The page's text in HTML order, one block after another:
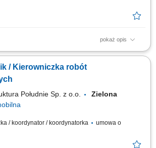
pokaż opis
Góra, województwo lubuskie Opis stanowiska:
Nadzór nad przebiegiem prac budowlanych
ekip wykonawczych. Kontrola kosztów
/ Kierowniczka robót
Południe Sp. z o.o.
Zielona
/ koordynator / koordynatorka
umowa o